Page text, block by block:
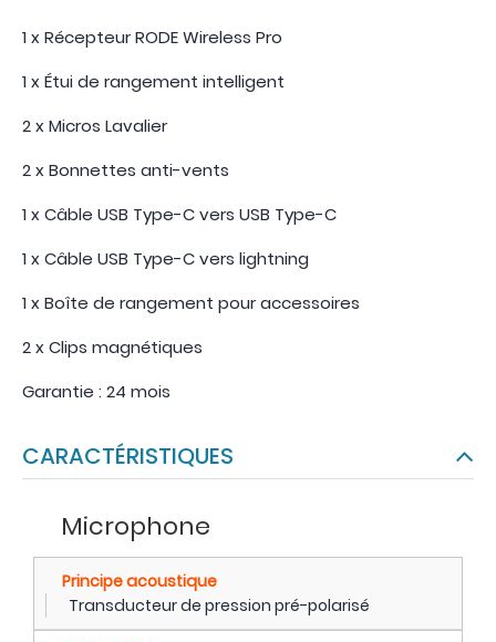
1 x Récepteur RODE Wireless Pro
1 x Étui de rangement intelligent
2 x Micros Lavalier
2 x Bonnettes anti-vents
1 x Câble USB Type-C vers USB Type-C
1 x Câble USB Type-C vers lightning
1 x Boîte de rangement pour accessoires
2 x Clips magnétiques
Garantie : 24 mois
CARACTÉRISTIQUES
Microphone
Principe acoustique
Transducteur de pression pré-polarisé